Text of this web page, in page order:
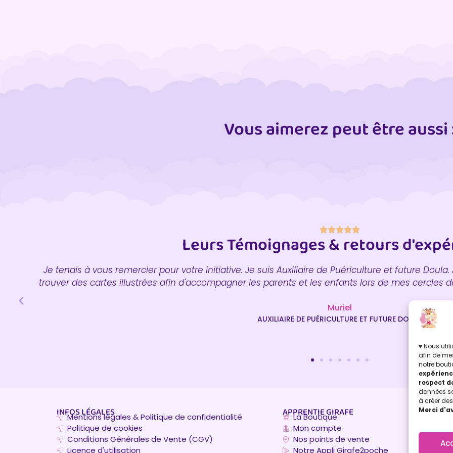
♥ Nous
afin de
notre
respect
données
à créer
Merci
Vous aimerez peut être aussi
Leurs Témoignages & retours
Je tenais à vous remercier pour votre initiative. Je suis Auxiliaire de Puériculture et future
trouver des cartes illustrées afin d'accompagner les parents et les enfants lors de mes cercles
Muriel
AUXILIAIRE DE PUÉRICULTURE ET FUTURE DOULA
INFOS LÉGALES
Mentions légales & Politique de confidentialité
Politique de cookies
Conditions Générales de Vente (CGV)
Licence d'utilisation
APPRENTIE GIRAFE
La Boutique
Mon compte
Nos points de vente
Notre Appli Girafe2poche